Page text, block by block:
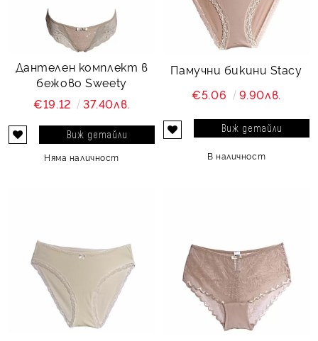
Дантелен комплект в
бежово Sweety
€19.12
37.40лв.
Виж детайли
Няма наличност
Памучни бикини Stacy
€5.06
9.90лв.
Виж детайли
В наличност